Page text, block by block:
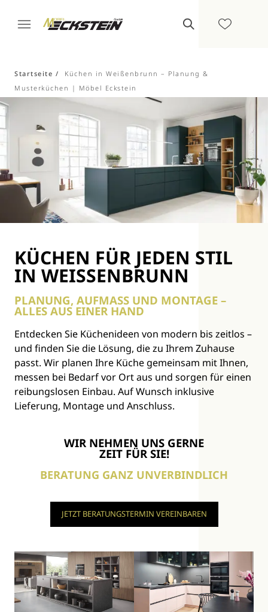
Startseite
Küchen in Weißenbrunn – Planung &
Musterküchen | Möbel Eckstein
KÜCHEN FÜR JEDEN STIL
IN WEISSENBRUNN
PLANUNG, AUFMASS UND MONTAGE – A
LLES AUS EINER HAND
Entdecken Sie Küchenideen von modern bis zeitlos –
und finden Sie die Lösung, die zu Ihrem Zuhause
passt. Wir planen Ihre Küche gemeinsam mit Ihnen,
messen bei Bedarf vor Ort aus und sorgen für einen
reibungslosen Einbau. Auf Wunsch inklusive
Lieferung, Montage und Anschluss.
WIR NEHMEN UNS GERNE
ZEIT FÜR SIE!
BERATUNG GANZ UNVERBINDLICH
JETZT BERATUNGSTERMIN VEREINBAREN